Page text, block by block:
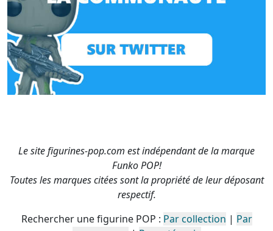
Le site figurines-pop.com est indépendant de la marque
Funko POP!
Toutes les marques citées sont la propriété de leur déposant
respectif.
Rechercher une figurine POP : Par collection | Par